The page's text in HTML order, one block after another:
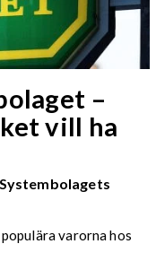
–
vill ha
varorna hos